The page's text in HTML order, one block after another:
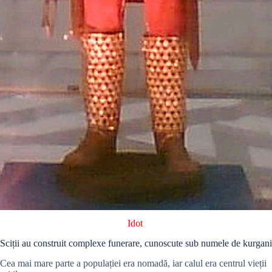
Idot
Sciții au construit complexe funerare, cunoscute sub numele de kurgani
Cea mai mare parte a populației era nomadă, iar calul era centrul vieții